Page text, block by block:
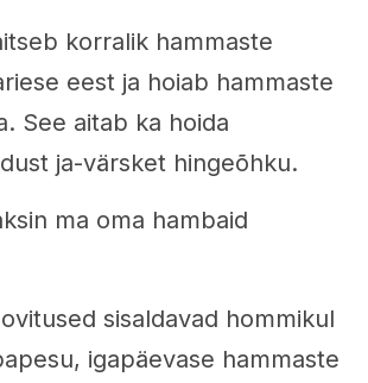
korralik hammaste
eest ja hoiab hammaste
See aitab ka hoida
ja-värsket hingeõhku.
ma oma hambaid
sisaldavad hommikul
igapäevase hammaste